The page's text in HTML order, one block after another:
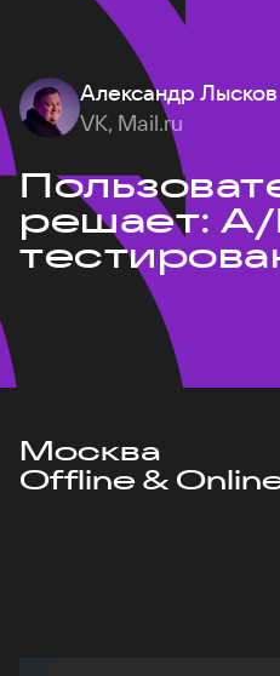
Александр Лысков
VK, Mail.ru
решает:
Москва
Offline &